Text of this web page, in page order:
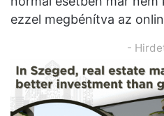
ezzel megbénítva az
-